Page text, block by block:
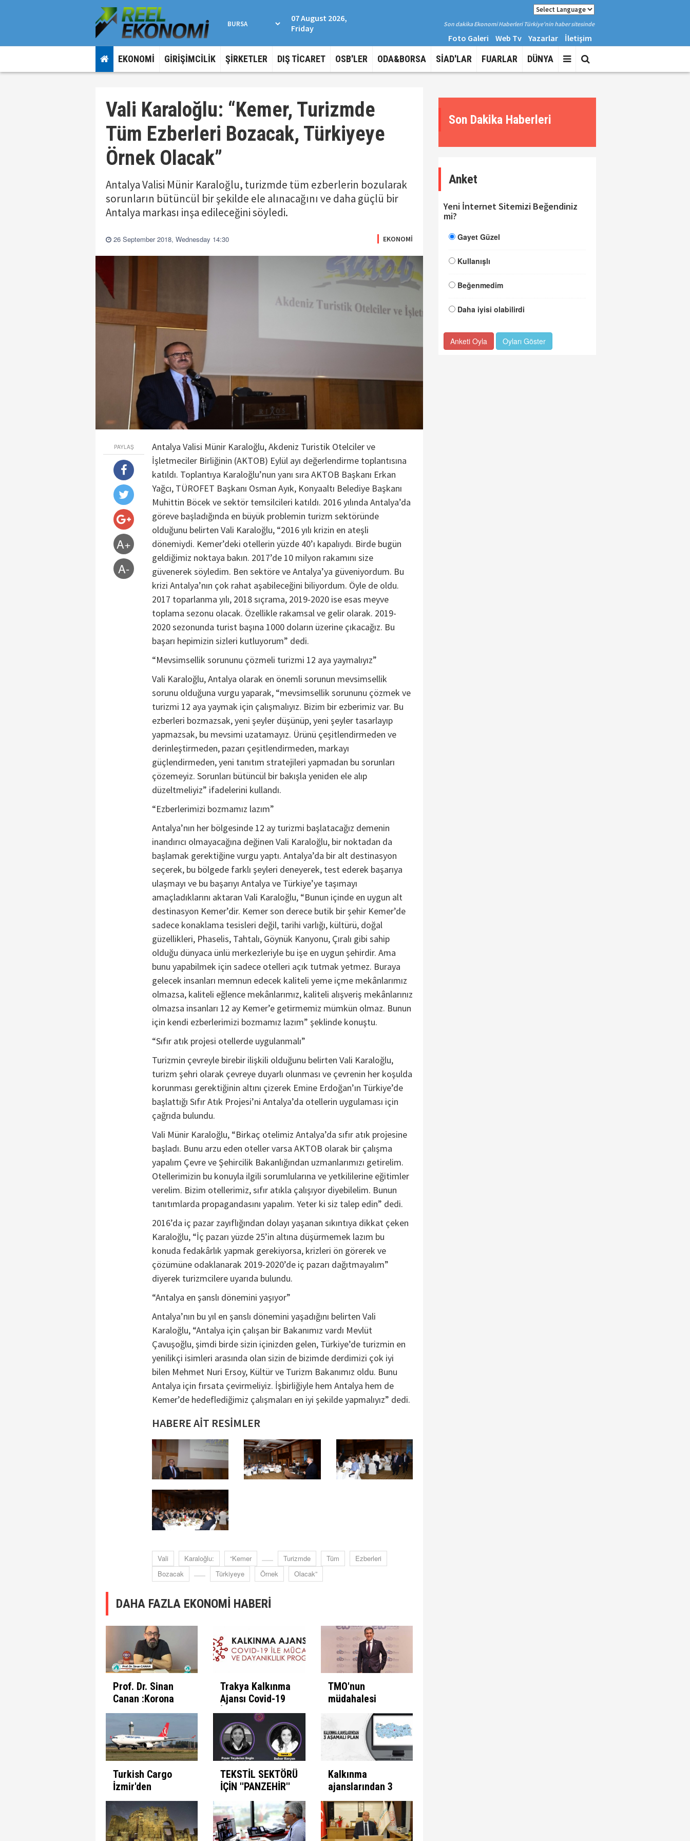
07 August 2026,
Friday
Son dakika Ekonomi Haberleri Türkiye'nin haber sitesinde
Foto Galeri Web Tv Yazarlar İletişim
EKONOMİ GİRİŞİMCİLİK ŞİRKETLER DIŞ TİCARET OSB'LER ODA&BORSA SİAD'LAR FUARLAR DÜNYA
Vali Karaloğlu: “Kemer, Turizmde
Tüm Ezberleri Bozacak, Türkiyeye
Örnek Olacak”
Antalya Valisi Münir Karaloğlu, turizmde tüm ezberlerin bozularak
sorunların bütüncül bir şekilde ele alınacağını ve daha güçlü bir
Antalya markası inşa edileceğini söyledi.
26 September 2018, Wednesday 14:30 EKONOMİ
PAYLAŞ
A+
A-
Antalya Valisi Münir Karaloğlu, Akdeniz Turistik Otelciler ve
İşletmeciler Birliğinin (AKTOB) Eylül ayı değerlendirme toplantısına
katıldı. Toplantıya Karaloğlu’nun yanı sıra AKTOB Başkanı Erkan
Yağcı, TÜROFET Başkanı Osman Ayık, Konyaaltı Belediye Başkanı
Muhittin Böcek ve sektör temsilcileri katıldı. 2016 yılında Antalya’da
göreve başladığında en büyük problemin turizm sektöründe
olduğunu belirten Vali Karaloğlu, “2016 yılı krizin en ateşli
dönemiydi. Kemer’deki otellerin yüzde 40’ı kapalıydı. Birde bugün
geldiğimiz noktaya bakın. 2017’de 10 milyon rakamını size
güvenerek söyledim. Ben sektöre ve Antalya’ya güveniyordum. Bu
krizi Antalya’nın çok rahat aşabileceğini biliyordum. Öyle de oldu.
2017 toparlanma yılı, 2018 sıçrama, 2019-2020 ise esas meyve
toplama sezonu olacak. Özellikle rakamsal ve gelir olarak. 2019-
2020 sezonunda turist başına 1000 doların üzerine çıkacağız. Bu
başarı hepimizin sizleri kutluyorum” dedi.
“Mevsimsellik sorununu çözmeli turizmi 12 aya yaymalıyız”
Vali Karaloğlu, Antalya olarak en önemli sorunun mevsimsellik
sorunu olduğuna vurgu yaparak, “mevsimsellik sorununu çözmek ve
turizmi 12 aya yaymak için çalışmalıyız. Bizim bir ezberimiz var. Bu
ezberleri bozmazsak, yeni şeyler düşünüp, yeni şeyler tasarlayıp
yapmazsak, bu mevsimi uzatamayız. Ürünü çeşitlendirmeden ve
derinleştirmeden, pazarı çeşitlendirmeden, markayı
güçlendirmeden, yeni tanıtım stratejileri yapmadan bu sorunları
çözemeyiz. Sorunları bütüncül bir bakışla yeniden ele alıp
düzeltmeliyiz” ifadelerini kullandı.
“Ezberlerimizi bozmamız lazım”
Antalya’nın her bölgesinde 12 ay turizmi başlatacağız demenin
inandırıcı olmayacağına değinen Vali Karaloğlu, bir noktadan da
başlamak gerektiğine vurgu yaptı. Antalya’da bir alt destinasyon
seçerek, bu bölgede farklı şeyleri deneyerek, test ederek başarıya
ulaşmayı ve bu başarıyı Antalya ve Türkiye’ye taşımayı
amaçladıklarını aktaran Vali Karaloğlu, “Bunun içinde en uygun alt
destinasyon Kemer’dir. Kemer son derece butik bir şehir Kemer’de
sadece konaklama tesisleri değil, tarihi varlığı, kültürü, doğal
güzellikleri, Phaselis, Tahtalı, Göynük Kanyonu, Çıralı gibi sahip
olduğu dünyaca ünlü merkezleriyle bu işe en uygun şehirdir. Ama
bunu yapabilmek için sadece otelleri açık tutmak yetmez. Buraya
gelecek insanları memnun edecek kaliteli yeme içme mekânlarımız
olmazsa, kaliteli eğlence mekânlarımız, kaliteli alışveriş mekânlarınız
olmazsa insanları 12 ay Kemer’e getirmemiz mümkün olmaz. Bunun
için kendi ezberlerimizi bozmamız lazım” şeklinde konuştu.
“Sıfır atık projesi otellerde uygulanmalı”
Turizmin çevreyle birebir ilişkili olduğunu belirten Vali Karaloğlu,
turizm şehri olarak çevreye duyarlı olunması ve çevrenin her koşulda
korunması gerektiğinin altını çizerek Emine Erdoğan’ın Türkiye’de
başlattığı Sıfır Atık Projesi’ni Antalya’da otellerin uygulaması için
çağrıda bulundu.
Vali Münir Karaloğlu, “Birkaç otelimiz Antalya’da sıfır atık projesine
başladı. Bunu arzu eden oteller varsa AKTOB olarak bir çalışma
yapalım Çevre ve Şehircilik Bakanlığından uzmanlarımızı getirelim.
Otellerimizin bu konuyla ilgili sorumlularına ve yetkililerine eğitimler
verelim. Bizim otellerimiz, sıfır atıkla çalışıyor diyebilelim. Bunun
tanıtımlarda propagandasını yapalım. Yeter ki siz talep edin” dedi.
2016’da iç pazar zayıflığından dolayı yaşanan sıkıntıya dikkat çeken
Karaloğlu, “İç pazarı yüzde 25’in altına düşürmemek lazım bu
konuda fedakârlık yapmak gerekiyorsa, krizleri ön görerek ve
çözümüne odaklanarak 2019-2020’de iç pazarı dağıtmayalım”
diyerek turizmcilere uyarıda bulundu.
“Antalya en şanslı dönemini yaşıyor”
Antalya’nın bu yıl en şanslı dönemini yaşadığını belirten Vali
Karaloğlu, “Antalya için çalışan bir Bakanımız vardı Mevlüt
Çavuşoğlu, şimdi birde sizin içinizden gelen, Türkiye’de turizmin en
yenilikçi isimleri arasında olan sizin de bizimde derdimizi çok iyi
bilen Mehmet Nuri Ersoy, Kültür ve Turizm Bakanımız oldu. Bunu
Antalya için fırsata çevirmeliyiz. İşbirliğiyle hem Antalya hem de
Kemer’de hedeflediğimiz çalışmaları en iyi şekilde yapmalıyız” dedi.
HABERE AİT RESİMLER
Vali Karaloğlu: “Kemer Turizmde Tüm
Ezberleri
Bozacak
Türkiyeye Örnek Olacak”
DAHA FAZLA EKONOMİ HABERİ
Prof. Dr. Sinan
Canan :Korona
Günlerinde
İnsanın Fabrika
Ayarları
Trakya Kalkınma
Ajansı Covid-19
İle Mücadele
Programını İlan
Etti
TMO'nun
müdahalesi
kazandırıyor
Turkish Cargo
İzmir'den
seferlerine
başlıyor
TEKSTİL SEKTÖRÜ
İÇİN ''PANZEHİR''
BULUNDU
Kalkınma
ajanslarından 3
aşamalı plan
Son Dakika Haberleri
Anket
Yeni İnternet Sitemizi Beğendiniz
mi?
Gayet Güzel
Kullanışlı
Beğenmedim
Daha iyisi olabilirdi
Anketi Oyla Oyları Göster